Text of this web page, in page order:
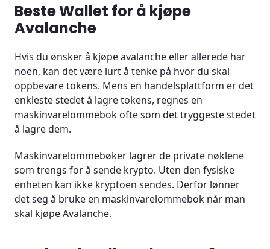
Beste Wallet for å kjøpe
Avalanche
Hvis du ønsker å kjøpe avalanche eller allerede har
noen, kan det være lurt å tenke på hvor du skal
oppbevare tokens. Mens en handelsplattform er det
enkleste stedet å lagre tokens, regnes en
maskinvarelommebok ofte som det tryggeste stedet
å lagre dem.
Maskinvarelommebøker lagrer de private nøklene
som trengs for å sende krypto. Uten den fysiske
enheten kan ikke kryptoen sendes. Derfor lønner
det seg å bruke en maskinvarelommebok når man
skal kjøpe Avalanche.